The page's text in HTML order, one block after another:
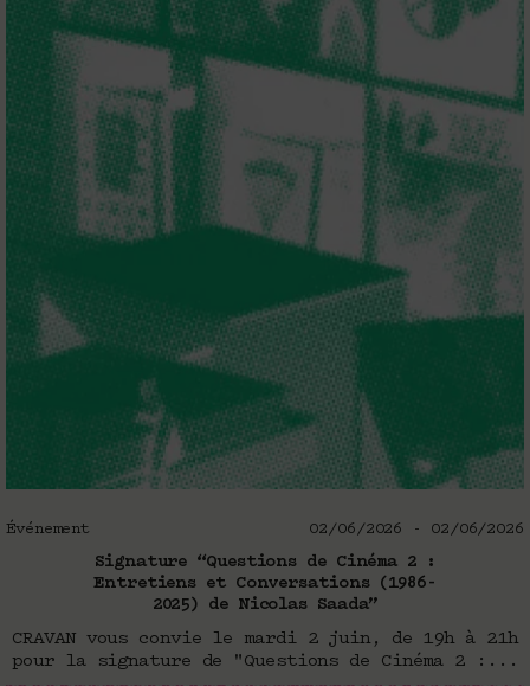
Événement 02/06/2026 - 02/06/2026
Signature “Questions de Cinéma 2 :
Entretiens et Conversations (1986-
2025) de Nicolas Saada”
CRAVAN vous convie le mardi 2 juin, de 19h à 21h
pour la signature de "Questions de Cinéma 2 :...